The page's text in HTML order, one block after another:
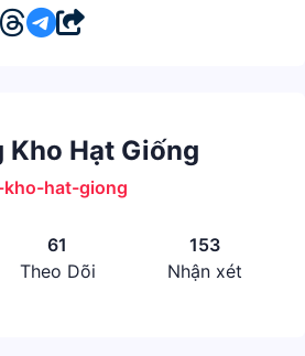
Kho Hạt Giống
kho-hat-giong
61
Theo Dõi
153
Nhận xét